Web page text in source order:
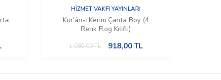
HİZMET VAKFI YAYINLARI
Kur'ân-ı Kerim Çanta Boy (4
Renk Flog Kılıflı)
1.080,00TL 918,00 TL